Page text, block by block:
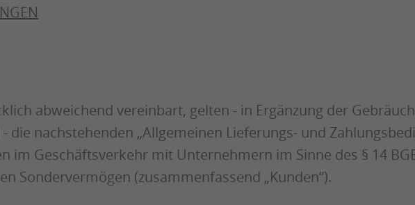
abweichend vereinbart, gelten - in Ergänzung der
die nachstehenden „Allgemeinen Lieferungs- und
im Geschäftsverkehr mit Unternehmern im Sinne des § 14
Sondervermögen (zusammenfassend „Kunden“).